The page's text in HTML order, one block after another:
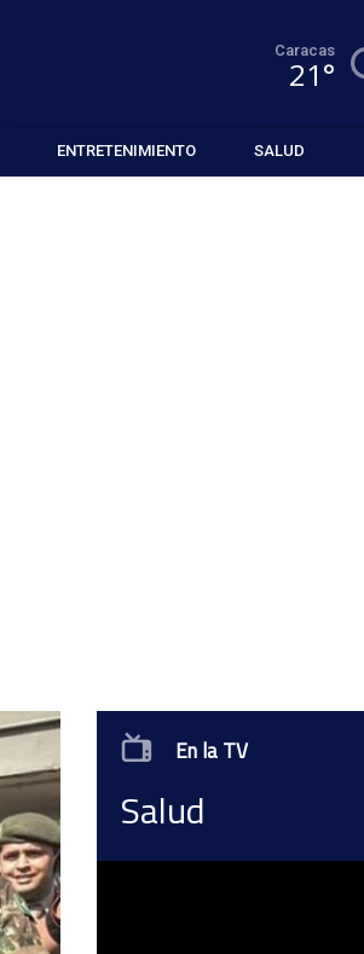
Caracas
21°
ENTRETENIMIENTO SALUD
En la TV
Salud